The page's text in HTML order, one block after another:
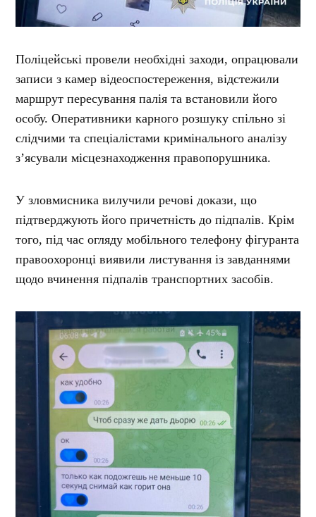
Поліцейські провели необхідні заходи, опрацювали
записи з камер відеоспостереження, відстежили
маршрут пересування палія та встановили його
особу. Оперативники карного розшуку спільно зі
слідчими та спеціалістами кримінального аналізу
з’ясували місцезнаходження правопорушника.
У зловмисника вилучили речові докази, що
підтверджують його причетність до підпалів. Крім
того, під час огляду мобільного телефону фігуранта
правоохоронці виявили листування із завданнями
щодо вчинення підпалів транспортних засобів.